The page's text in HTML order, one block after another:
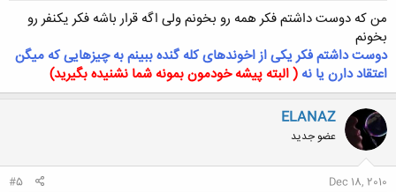
من که دوست داشتم فکر همه رو بخونم ولی اگه قرار باشه فکر یکنفر رو
بخونم
دوست داشتم فکر یکی از اخوندهای کله گنده ببینم به چیزهایی که میگن
اعتقاد دارن یا نه ( البته پیشه خودمون بمونه شما نشنیده بگیرید)
ELANAZ
عضو جدید
Dec 18, 2010
#5